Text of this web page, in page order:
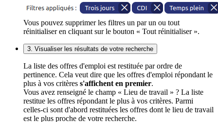
Vous pouvez supprimer les filtres un par un ou tout
réinitialiser en cliquant sur le bouton « Tout réinitialiser ».
3. Visualiser les résultats de votre recherche
La liste des offres d'emploi est restituée par ordre de
pertinence. Cela veut dire que les offres d'emploi répondant le
plus à vos critères s'affichent en premier.
Vous avez renseigné le champ « Lieu de travail » ? La liste
restitue les offres répondant le plus à vos critères. Parmi
celles-ci sont d'abord restituées les offres dont le lieu de travail
est le plus proche de votre recherche.